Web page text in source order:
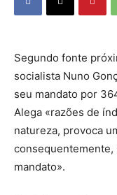
Segundo fonte
socialista Nuno
seu mandato por
Alega «razões de
natureza, provoca
consequentemente,
mandato».